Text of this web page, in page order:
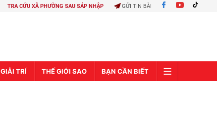
TRA CỨU XÃ PHƯỜNG SAU SÁP NHẬP GỬI TIN BÀI
GIẢI TRÍ THẾ GIỚI SAO BẠN CẦN BIẾT